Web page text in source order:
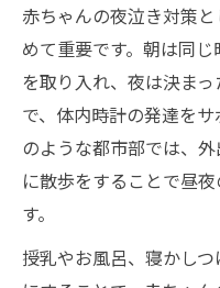
赤ちゃんの夜泣き対策
めて重要です。朝は同
を取り入れ、夜は決ま
で、体内時計の発達を
のような都市部では、
に散歩をすることで昼
す。
授乳やお風呂、寝かし